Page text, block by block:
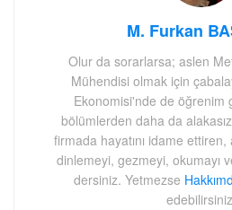
M. Furkan
Olur da sorarlarsa; aslen
Mühendisi olmak için
Ekonomisi'nde de öğrenim
bölümlerden daha da
firmada hayatını idame ettiren,
dinlemeyi, gezmeyi, okumayı
dersiniz. Yetmezse